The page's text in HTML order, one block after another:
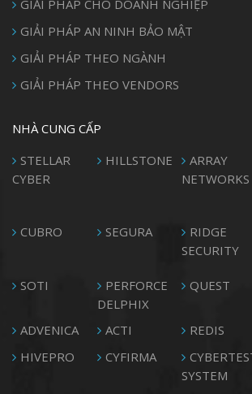
GIẢI PHÁP CHO DOANH NGHIỆP
GIẢI PHÁP AN NINH BẢO MẬT
GIẢI PHÁP THEO NGÀNH
GIẢI PHÁP THEO VENDORS
NHÀ CUNG CẤP
STELLAR
CYBER
HILLSTONE
ARRAY
NETWORKS
CUBRO
SEGURA
RIDGE
SECURITY
SOTI
PERFORCE
DELPHIX
QUEST
ADVENICA
ACTI REDIS
HIVEPRO
CYFIRMA
SYSTEM